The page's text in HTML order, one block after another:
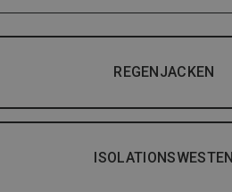
REGENJACKEN
ISOLATIONSWESTEN